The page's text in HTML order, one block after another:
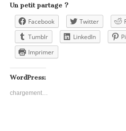
Un petit partage ?
Facebook Twitter
Tumblr
LinkedIn
Imprimer
WordPress:
chargement…